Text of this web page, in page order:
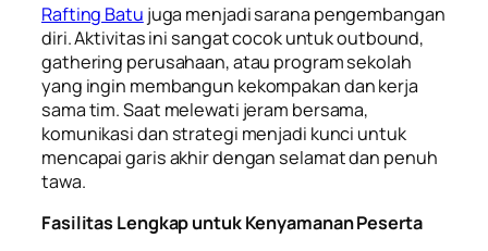
Rafting Batu juga menjadi sarana pengembangan
diri. Aktivitas ini sangat cocok untuk outbound,
gathering perusahaan, atau program sekolah
yang ingin membangun kekompakan dan kerja
sama tim. Saat melewati jeram bersama,
komunikasi dan strategi menjadi kunci untuk
mencapai garis akhir dengan selamat dan penuh
tawa.
Fasilitas Lengkap untuk Kenyamanan Peserta